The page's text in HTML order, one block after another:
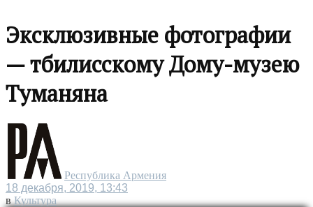
Эксклюзивные фотографии
— тбилисскому Дому-музею
Туманяна
Республика Армения
18 декабря, 2019, 13:43
в Культура